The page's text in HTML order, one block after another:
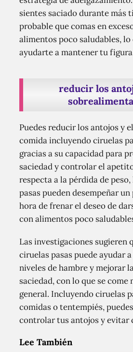
sientes saciado durante más
probable que comas en
alimentos poco saludables, lo
ayudarte a mantener tu
reducir los
Puedes reducir los antojos y
comida incluyendo ciruelas
gracias a su capacidad para
saciedad y controlar el
respecta a la pérdida de
pasas pueden desempeñar
hora de frenar el deseo de
con alimentos poco
Las investigaciones sugieren
ciruelas pasas puede ayudar
niveles de hambre y mejorar
saciedad, con lo que se come
general. Incluyendo ciruelas
comidas o tentempiés,
controlar tus antojos y evitar
Lee También